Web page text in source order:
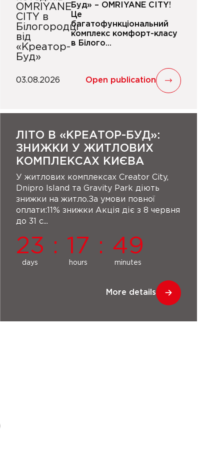
Буд» – OMRIYANE CITY!
Це
багатофункціональний
комплекс комфорт-класу
в Білого...
03.08.2026 Open publication
ЛІТО В «КРЕАТОР-БУД»:
ЗНИЖКИ У ЖИТЛОВИХ
КОМПЛЕКСАХ КИЄВА
У житлових комплексах Creator City,
Dnipro Island та Gravity Park діють
знижки на житло.За умови повної
оплати:11% знижки Акція діє з 8 червня
до 31 с...
23
days
: 17
hours
: 49
minutes
More details